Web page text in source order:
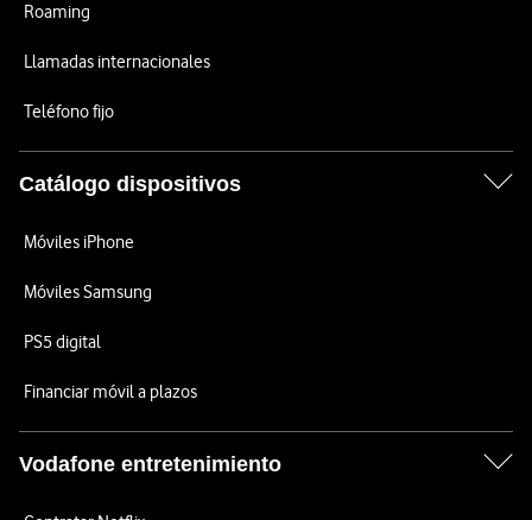
Roaming
Llamadas internacionales
Teléfono fijo
Catálogo dispositivos
Móviles iPhone
Móviles Samsung
PS5 digital
Financiar móvil a plazos
Vodafone entretenimiento